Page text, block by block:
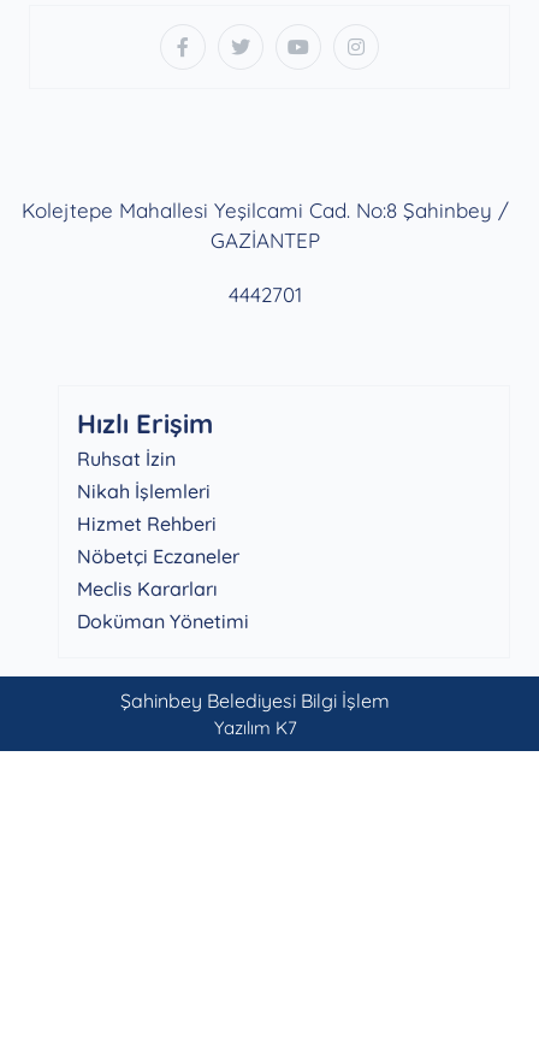
Kolejtepe Mahallesi Yeşilcami Cad. No:8 Şahinbey /
GAZİANTEP
4442701
Hızlı Erişim
Ruhsat İzin
Nikah İşlemleri
Hizmet Rehberi
Nöbetçi Eczaneler
Meclis Kararları
Doküman Yönetimi
Şahinbey Belediyesi Bilgi İşlem
Yazılım K7